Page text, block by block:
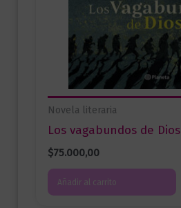
Novela literaria
Los vagabundos de Dios
$75.000,00
Añadir al carrito